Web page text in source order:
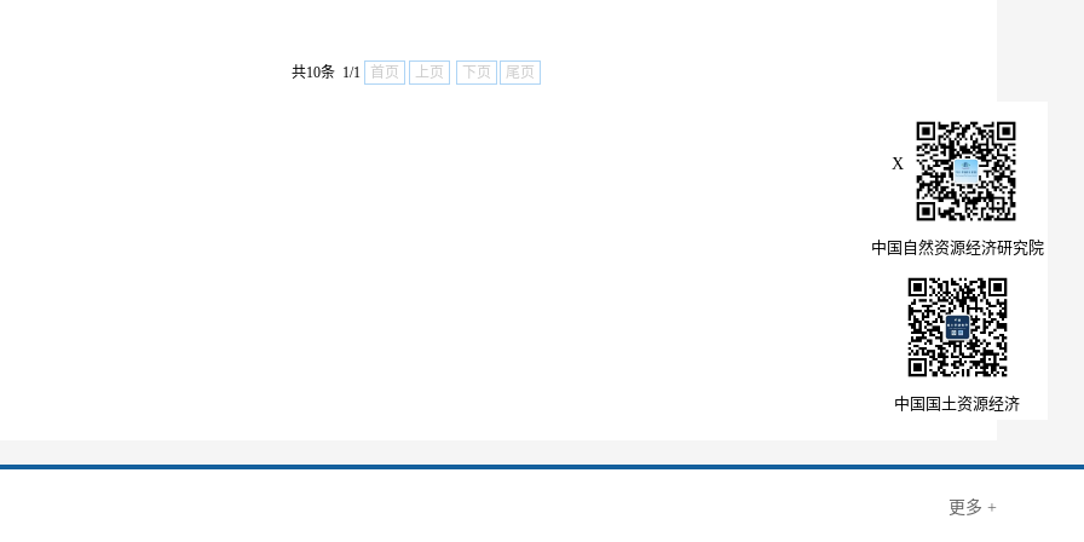
共10条 1/1 首页 上页 下页 尾页
更多 +
X
中国自然资源经济研究院
中国国土资源经济